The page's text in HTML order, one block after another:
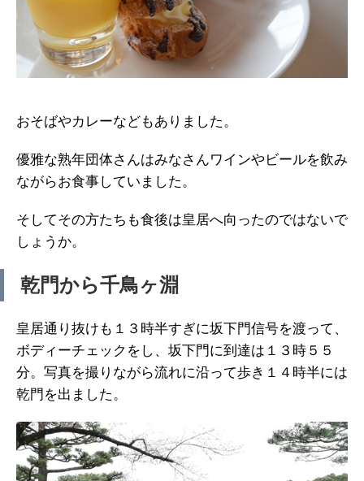
おそばやカレーなどもありました。
優雅な熟年団体さんはみなさんワインやビールを飲み
ながらお食事していました。
そしてその方たちも食後は皇居へ向ったのではないで
しょうか。
乾門から千鳥ヶ淵
皇居通り抜けも１３時半すぎに坂下門信号を渡って、
ボディーチェックをし、坂下門に到達は１３時５５
分。写真を撮りながら流れに沿って歩き１４時半には
乾門を出ました。